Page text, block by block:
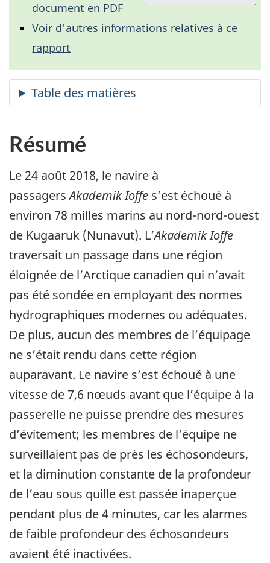
document en PDF
Voir d'autres informations relatives à ce
rapport
Résumé
Le 24 août 2018, le navire à
passagersAkademik Ioffe s’est échoué à
environ 78 milles marins au nord-nord-ouest
de Kugaaruk (Nunavut). L’Akademik Ioffe
traversait un passage dans une région
éloignée de l’Arctique canadien qui n’avait
pas été sondée en employant des normes
hydrographiques modernes ou adéquates.
De plus, aucun des membres de l’équipage
ne s’était rendu dans cette région
auparavant. Le navire s’est échoué à une
vitesse de 7,6 nœuds avant que l’équipe à la
passerelle ne puisse prendre des mesures
d’évitement; les membres de l’équipe ne
surveillaient pas de près les échosondeurs,
et la diminution constante de la profondeur
de l’eau sous quille est passée inaperçue
pendant plus de 4 minutes, car les alarmes
de faible profondeur des échosondeurs
avaient été inactivées.